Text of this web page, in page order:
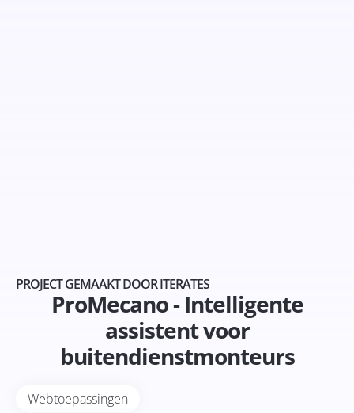
PROJECT GEMAAKT DOOR ITERATES
ProMecano - Intelligente
assistent voor
buitendienstmonteurs
Webtoepassingen